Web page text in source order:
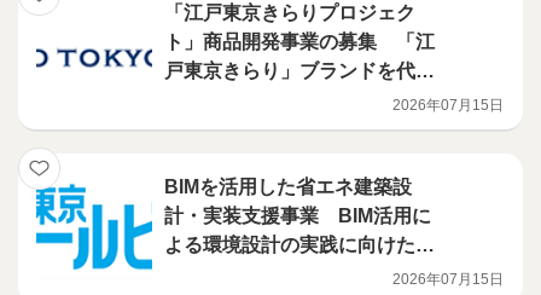
「江戸東京きらりプロジェク
ト」商品開発事業の募集 「江
戸東京きらり」ブランドを代表
する商品の開発を行う意欲ある
事業者を募集します！
2026年07月15日
BIMを活用した省エネ建築設
計・実装支援事業 BIM活用に
よる環境設計の実践に向けたハ
2026年07月15日